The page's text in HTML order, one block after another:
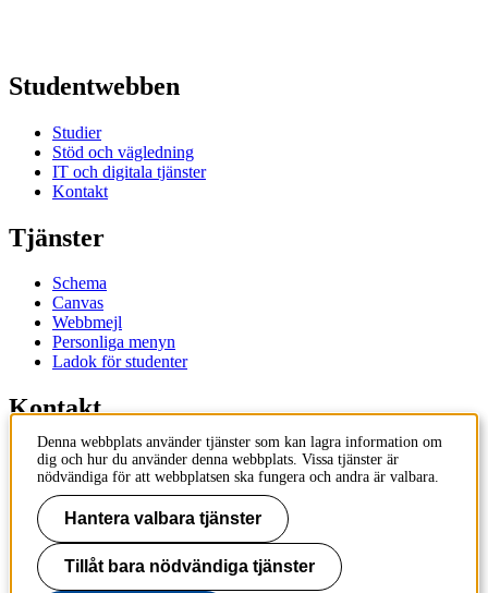
Studentwebben
Studier
Stöd och vägledning
IT och digitala tjänster
Kontakt
Tjänster
Schema
Canvas
Webbmejl
Personliga menyn
Ladok för studenter
Kontakt
Kontakta utbildningsprogram
Kontakta kurs
IT-support
KTH Entré
KTH
Denna webbplats använder tjänster som kan lagra information om
dig och hur du använder denna webbplats. Vissa tjänster är
nödvändiga för att webbplatsen ska fungera och andra är valbara.
Hantera valbara tjänster
Tillåt bara nödvändiga tjänster